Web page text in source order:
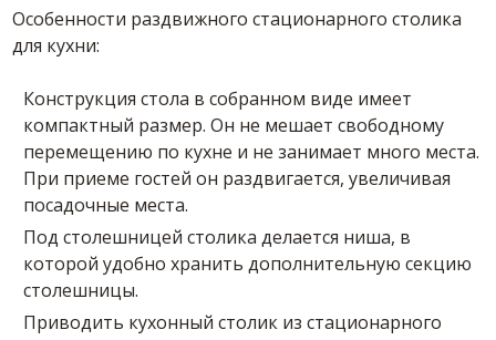
Особенности раздвижного стационарного столика
для кухни:
Конструкция стола в собранном виде имеет
компактный размер. Он не мешает свободному
перемещению по кухне и не занимает много места.
При приеме гостей он раздвигается, увеличивая
посадочные места.
Под столешницей столика делается ниша, в
которой удобно хранить дополнительную секцию
столешницы.
Приводить кухонный столик из стационарного